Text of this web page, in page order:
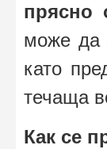
прясно
може да
като
течаща
Как се